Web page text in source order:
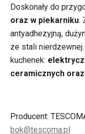
Doskonały do
oraz w piekarniku.
antyadhezyjną,
ze stali
kuchenek:
ceramicznych
Producent:
bok@tescoma.pl